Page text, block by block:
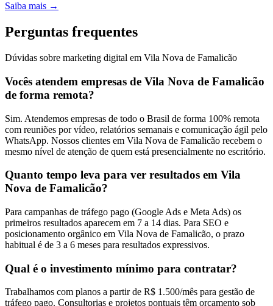
Saiba mais →
Perguntas frequentes
Dúvidas sobre marketing digital em Vila Nova de Famalicão
Vocês atendem empresas de Vila Nova de Famalicão
de forma remota?
Sim. Atendemos empresas de todo o Brasil de forma 100% remota
com reuniões por vídeo, relatórios semanais e comunicação ágil pelo
WhatsApp. Nossos clientes em Vila Nova de Famalicão recebem o
mesmo nível de atenção de quem está presencialmente no escritório.
Quanto tempo leva para ver resultados em Vila
Nova de Famalicão?
Para campanhas de tráfego pago (Google Ads e Meta Ads) os
primeiros resultados aparecem em 7 a 14 dias. Para SEO e
posicionamento orgânico em Vila Nova de Famalicão, o prazo
habitual é de 3 a 6 meses para resultados expressivos.
Qual é o investimento mínimo para contratar?
Trabalhamos com planos a partir de R$ 1.500/mês para gestão de
tráfego pago. Consultorias e projetos pontuais têm orçamento sob